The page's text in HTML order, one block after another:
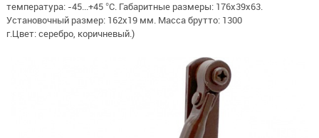
температура: -45...+45 °С. Габаритные размеры: 176х39х63.
Установочный размер: 162х19 мм. Масса брутто: 1300
г.Цвет: серебро, коричневый.)